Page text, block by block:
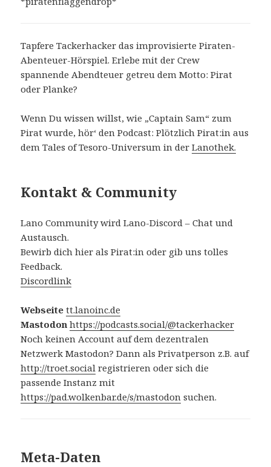
Tapfere Tackerhacker das improvisierte Piraten-
Abenteuer-Hörspiel. Erlebe mit der Crew
spannende Abendteuer getreu dem Motto: Pirat
oder Planke?
Wenn Du wissen willst, wie „Captain Sam“ zum
Pirat wurde, hör‘ den Podcast: Plötzlich Pirat:in aus
dem Tales of Tesoro-Universum in derLanothek.
Kontakt & Community
Lano Community wird Lano-Discord – Chat und
Austausch.
Bewirb dich hier als Pirat:in oder gib uns tolles
Feedback.
Discordlink
Webseite tt.lanoinc.de
Mastodon https://podcasts.social/@tackerhacker
Noch keinen Account auf dem dezentralen
Netzwerk Mastodon? Dann als Privatperson z.B. auf
http://troet.social registrieren oder sich die
passende Instanz mit
https://pad.wolkenbar.de/s/mastodon suchen.
Meta-Daten